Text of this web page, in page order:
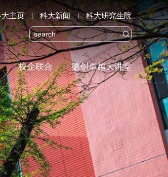
大主页 科大新闻 科大研究生院

校企联合 德创卓越大讲堂